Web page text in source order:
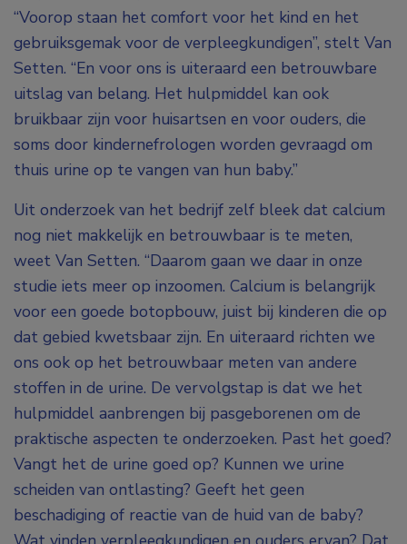
“Voorop staan het comfort voor het kind en het
gebruiksgemak voor de verpleegkundigen”, stelt Van
Setten. “En voor ons is uiteraard een betrouwbare
uitslag van belang. Het hulpmiddel kan ook
bruikbaar zijn voor huisartsen en voor ouders, die
soms door kindernefrologen worden gevraagd om
thuis urine op te vangen van hun baby.”
Uit onderzoek van het bedrijf zelf bleek dat calcium
nog niet makkelijk en betrouwbaar is te meten,
weet Van Setten. “Daarom gaan we daar in onze
studie iets meer op inzoomen. Calcium is belangrijk
voor een goede botopbouw, juist bij kinderen die op
dat gebied kwetsbaar zijn. En uiteraard richten we
ons ook op het betrouwbaar meten van andere
stoffen in de urine. De vervolgstap is dat we het
hulpmiddel aanbrengen bij pasgeborenen om de
praktische aspecten te onderzoeken. Past het goed?
Vangt het de urine goed op? Kunnen we urine
scheiden van ontlasting? Geeft het geen
beschadiging of reactie van de huid van de baby?